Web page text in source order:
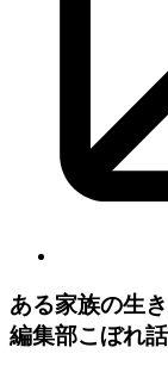
ある家族の生
編集部こぼれ